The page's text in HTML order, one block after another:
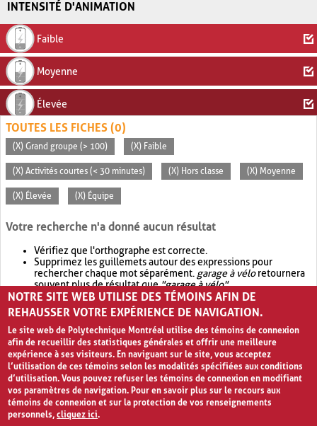
INTENSITÉ D'ANIMATION
Faible
Moyenne
Élevée
TOUTES LES FICHES (0)
(X) Grand groupe (> 100) (X) Faible
(X) Activités courtes (< 30 minutes) (X) Hors classe (X) Moyenne
(X) Élevée (X) Équipe
Votre recherche n'a donné aucun résultat
Vérifiez que l'orthographe est correcte.
Supprimez les guillemets autour des expressions pour
rechercher chaque mot séparément. garage à véloretournera
souvent plus de résultat que"garage à vélo".
Envisagez d'élargir votre recherche avec OR.garage OR vélo
retournera souvent plus de résultat quegarage à vélo
NOTRE SITE WEB UTILISE DES TÉMOINS AFIN DE
REHAUSSER VOTRE EXPÉRIENCE DE NAVIGATION.
Le site web de Polytechnique Montréal utilise des témoins de connexion
afin de recueillir des statistiques générales et offrir une meilleure
expérience à ses visiteurs. En naviguant sur le site, vous acceptez
l’utilisation de ces témoins selon les modalités spécifiées aux conditions
d’utilisation. Vous pouvez refuser les témoins de connexion en modifiant
vos paramètres de navigation. Pour en savoir plus sur le recours aux
témoins de connexion et sur la protection de vos renseignements
personnels,cliquez ici.